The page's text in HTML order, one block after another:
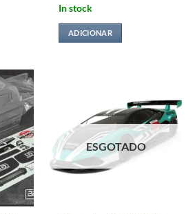
In stock
ADICIONAR
ESGOTADO